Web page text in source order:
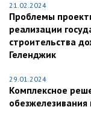
21.02.2024
Проблемы
реализации
строительства
Геленджик
29.01.2024
Комплексное